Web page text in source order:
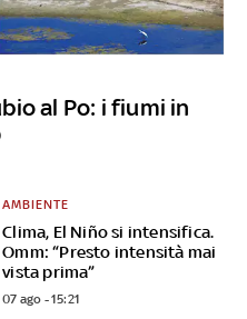
al Po: i fiumi in
Clima, El Niño si intensifica.
Omm: “Presto intensità mai
vista prima”
AMBIENTE
07 ago - 15:21